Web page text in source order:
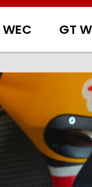
WEC GT